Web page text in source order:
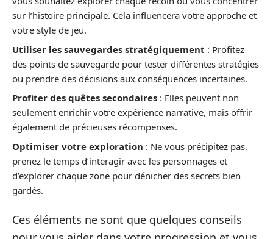
sur l’histoire principale. Cela influencera votre approche et
votre style de jeu.
Utiliser les sauvegardes stratégiquement : Profitez
des points de sauvegarde pour tester différentes stratégies
ou prendre des décisions aux conséquences incertaines.
Profiter des quêtes secondaires : Elles peuvent non
seulement enrichir votre expérience narrative, mais offrir
également de précieuses récompenses.
Optimiser votre exploration : Ne vous précipitez pas,
prenez le temps d’interagir avec les personnages et
d’explorer chaque zone pour dénicher des secrets bien
gardés.
Ces éléments ne sont que quelques conseils